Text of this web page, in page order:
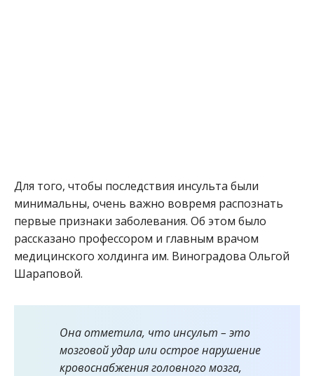
Для того, чтобы последствия инсульта были
минимальны, очень важно вовремя распознать
первые признаки заболевания. Об этом было
рассказано профессором и главным врачом
медицинского холдинга им. Виноградова Ольгой
Шараповой.
Она отметила, что инсульт – это
мозговой удар или острое нарушение
кровоснабжения головного мозга,